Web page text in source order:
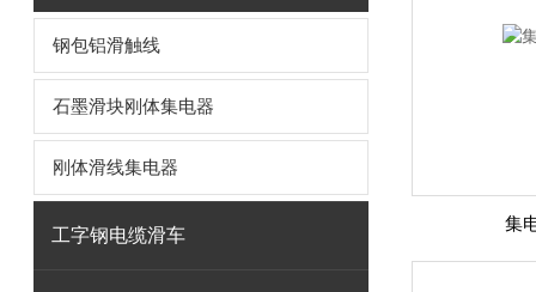
钢包铝滑触线
石墨滑块刚体集电器
刚体滑线集电器
工字钢电缆滑车
集